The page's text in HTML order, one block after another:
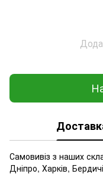
Самовивіз з наших
Дніпро, Харків,